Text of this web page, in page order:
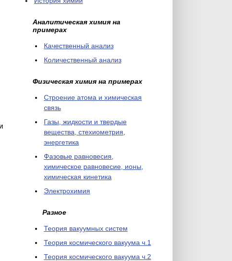
Аналитическая химия на
примерах
Качественный анализ
Количественный анализ
Физическая химия на примерах
Cтроение атома и химическая
связь
Газы, жидкости и твердые
вещества, стехиометрия,
энергетика
Фазовые равновесия,
химическое равновесие, ионы,
химическая кинетика
Электрохимия
Разное
Теория вакуумных систем
Теория космического вакуума ч.1
Теория космического вакуума ч.2